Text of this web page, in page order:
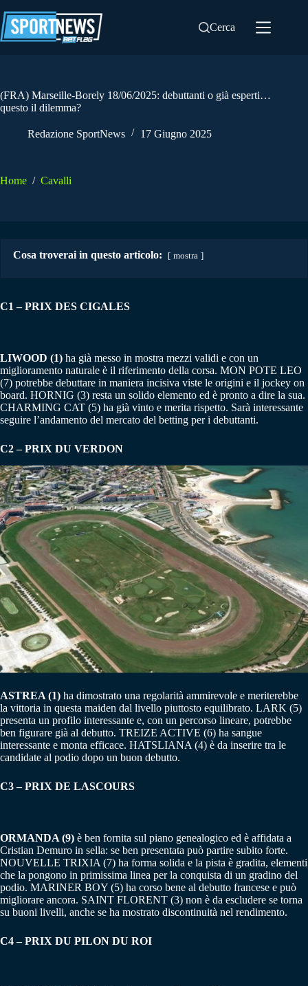
al
contenuto
Cerca
(FRA) Marseille-Borely 18/06/2025: debuttanti o già esperti…
questo il dilemma?
Redazione SportNews 17 Giugno 2025
Home / Cavalli
Cosa troverai in questo articolo: mostra
C1 – PRIX DES CIGALES
LIWOOD (1) ha già messo in mostra mezzi validi e con un
miglioramento naturale è il riferimento della corsa. MON POTE LEO
(7) potrebbe debuttare in maniera incisiva viste le origini e il jockey on
board. HORNIG (3) resta un solido elemento ed è pronto a dire la sua.
CHARMING CAT (5) ha già vinto e merita rispetto. Sarà interessante
seguire l’andamento del mercato del betting per i debuttanti.
C2 – PRIX DU VERDON
ASTREA (1) ha dimostrato una regolarità ammirevole e meriterebbe
la vittoria in questa maiden dal livello piuttosto equilibrato. LARK (5)
presenta un profilo interessante e, con un percorso lineare, potrebbe
ben figurare già al debutto. TREIZE ACTIVE (6) ha sangue
interessante e monta efficace. HATSLIANA (4) è da inserire tra le
candidate al podio dopo un buon debutto.
C3 – PRIX DE LASCOURS
ORMANDA (9) è ben fornita sul piano genealogico ed è affidata a
Cristian Demuro in sella: se ben presentata può partire subito forte.
NOUVELLE TRIXIA (7) ha forma solida e la pista è gradita, elementi
che la pongono in primissima linea per la conquista di un gradino del
podio. MARINER BOY (5) ha corso bene al debutto francese e può
migliorare ancora. SAINT FLORENT (3) non è da escludere se torna
su buoni livelli, anche se ha mostrato discontinuità nel rendimento.
C4 – PRIX DU PILON DU ROI